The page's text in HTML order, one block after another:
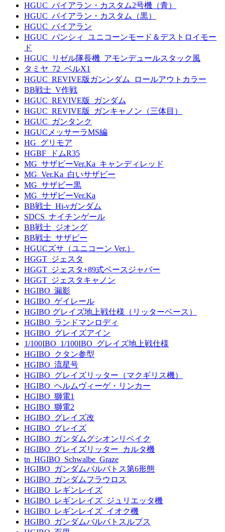
HGUC_バイアラン・カスタム2号機（青）
HGUC_バイアラン・カスタム（黒）
HGUC_バイアラン
HGUC_バンシィ_ユニコーンモード＆デストロイモー
ド
HGUC_リゼル隊長機_アモンデュールスタック風
タミヤ_72_ベルX1
HGUC_REVIVE版ガンンダム_ロールアウトカラー
BB戦士_V作戦
HGUC_REVIVE版_ガンダム
HGUC_REVIVE版_ガンキャノン（三体目）
HGUC_ガンタンク
HGUCメッサーラMS編
HG_グリモア
HGBF_ドムR35
MG_サザビーVer.Ka_キャンディレッド
MG_Ver.Ka_白いサザビー
MG_サザビー黒
MG_サザビーVer.Ka
BB戦士_Hi-νガンダム
SDCS_ナイチンゲール
BB戦士_ジオング
BB戦士_サザビー
HGUCズサ（ユニコーン Ver.）
HGGT_ジェスタ
HGGT_ジェスタ+89式ベースジャバー
HGGT_ジェスタキャノン
HGIBO_漏影
HGIBO_ゲイレール
HGIBO グレイズ地上戦仕様（リッターベース）
HGIBO_ランドマンロディ
HGIBO_グレイズアイン
1/100IBO_1/100IBO_グレイズ地上戦仕様
HGIBO_クタン参型
HGIBO_流星号
HGIBO_グレイズリッター（マクギリス機）
HGIBO_ヘルムヴィーゲ・リンカー
HGIBO_獅電1
HGIBO_獅電2
HGIBO_グレイズ改
HGIBO_グレイズ
HGIBO_ガンダムグシオンリベイク
HGIBO_グレイズリッター_カルタ機
tn_HGIBO_Schwalbe_Graze
HGIBO_ガンダムバルバトス第6形態
HGIBO_ガンダムフラウロス
HGIBO_レギンレイズ
HGIBO_レギンレイズ_ジュリエッタ機
HGIBO_レギンレイズ_イオク機
HGIBO_ガンダムバルバトスルプス